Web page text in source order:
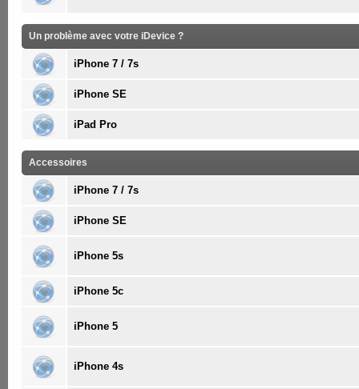
Un problème avec votre iDevice ?
iPhone 7 / 7s
iPhone SE
iPad Pro
Accessoires
iPhone 7 / 7s
iPhone SE
iPhone 5s
iPhone 5c
iPhone 5
iPhone 4s